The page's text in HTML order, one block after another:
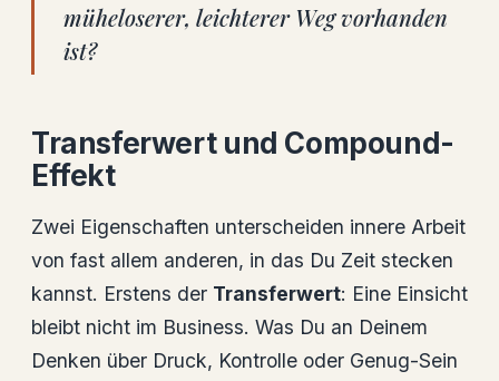
müheloserer, leichterer Weg vorhanden
ist?
Transferwert und Compound-
Effekt
Zwei Eigenschaften unterscheiden innere Arbeit
von fast allem anderen, in das Du Zeit stecken
kannst. Erstens der Transferwert: Eine Einsicht
bleibt nicht im Business. Was Du an Deinem
Denken über Druck, Kontrolle oder Genug-Sein